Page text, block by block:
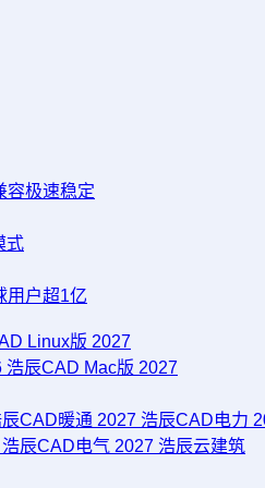
容极速稳定
式
用户超1亿
Linux版 2027
浩辰CAD Mac版 2027
辰CAD暖通 2027 浩辰CAD电力
浩辰CAD电气 2027 浩辰云建筑